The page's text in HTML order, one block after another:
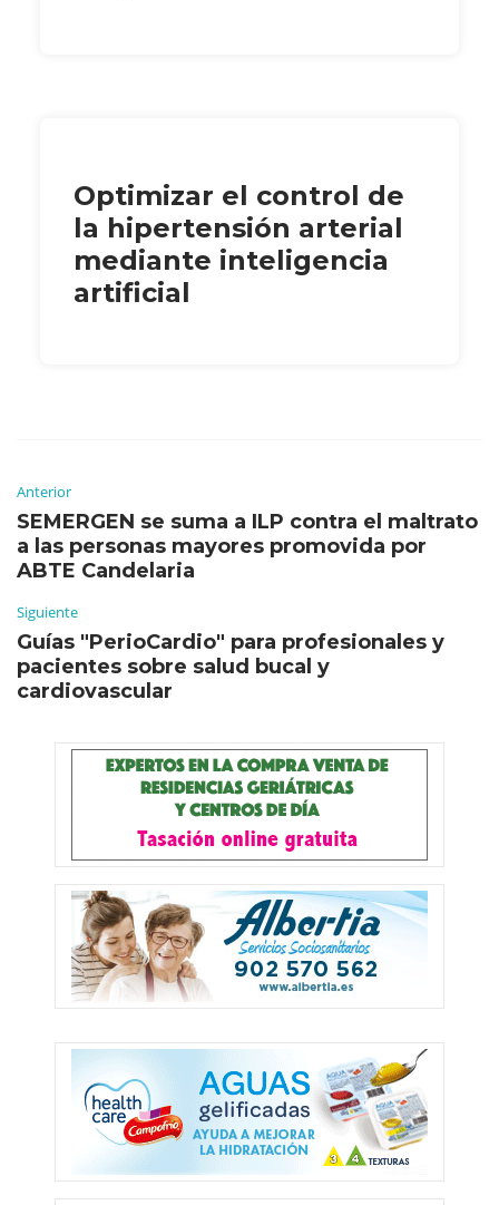
Optimizar el control de
la hipertensión arterial
mediante inteligencia
artificial
Anterior
SEMERGEN se suma a ILP contra el maltrato
a las personas mayores promovida por
ABTE Candelaria
Siguiente
Guías "PerioCardio" para profesionales y
pacientes sobre salud bucal y
cardiovascular